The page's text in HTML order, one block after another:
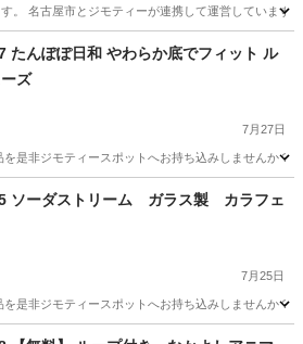
す。 名古屋市とジモティーが連携して運営してい
リユース
たんぽぽ日和 やわらか底でフィット ル
ズ
7月27日
非ジモティースポットへお持ち込みしませんか？
ルームシューズ
ソーダストリーム ガラス製 カラフェ
7月25日
非ジモティースポットへお持ち込みしませんか？
ソーダストリーム